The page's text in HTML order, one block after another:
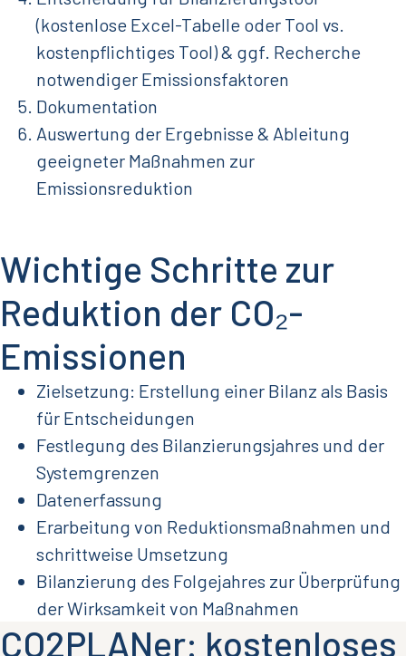
(kostenlose Excel-Tabelle oder Tool vs.
kostenpflichtiges Tool) & ggf. Recherche
notwendiger Emissionsfaktoren
Dokumentation
Auswertung der Ergebnisse & Ableitung
geeigneter Maßnahmen zur
Emissionsreduktion
Wichtige Schritte zur
Reduktion der CO₂-
Emissionen
Zielsetzung: Erstellung einer Bilanz als Basis
für Entscheidungen
Festlegung des Bilanzierungsjahres und der
Systemgrenzen
Datenerfassung
Erarbeitung von Reduktionsmaßnahmen und
schrittweise Umsetzung
Bilanzierung des Folgejahres zur Überprüfung
der Wirksamkeit von Maßnahmen
CO2PLANer: kostenloses